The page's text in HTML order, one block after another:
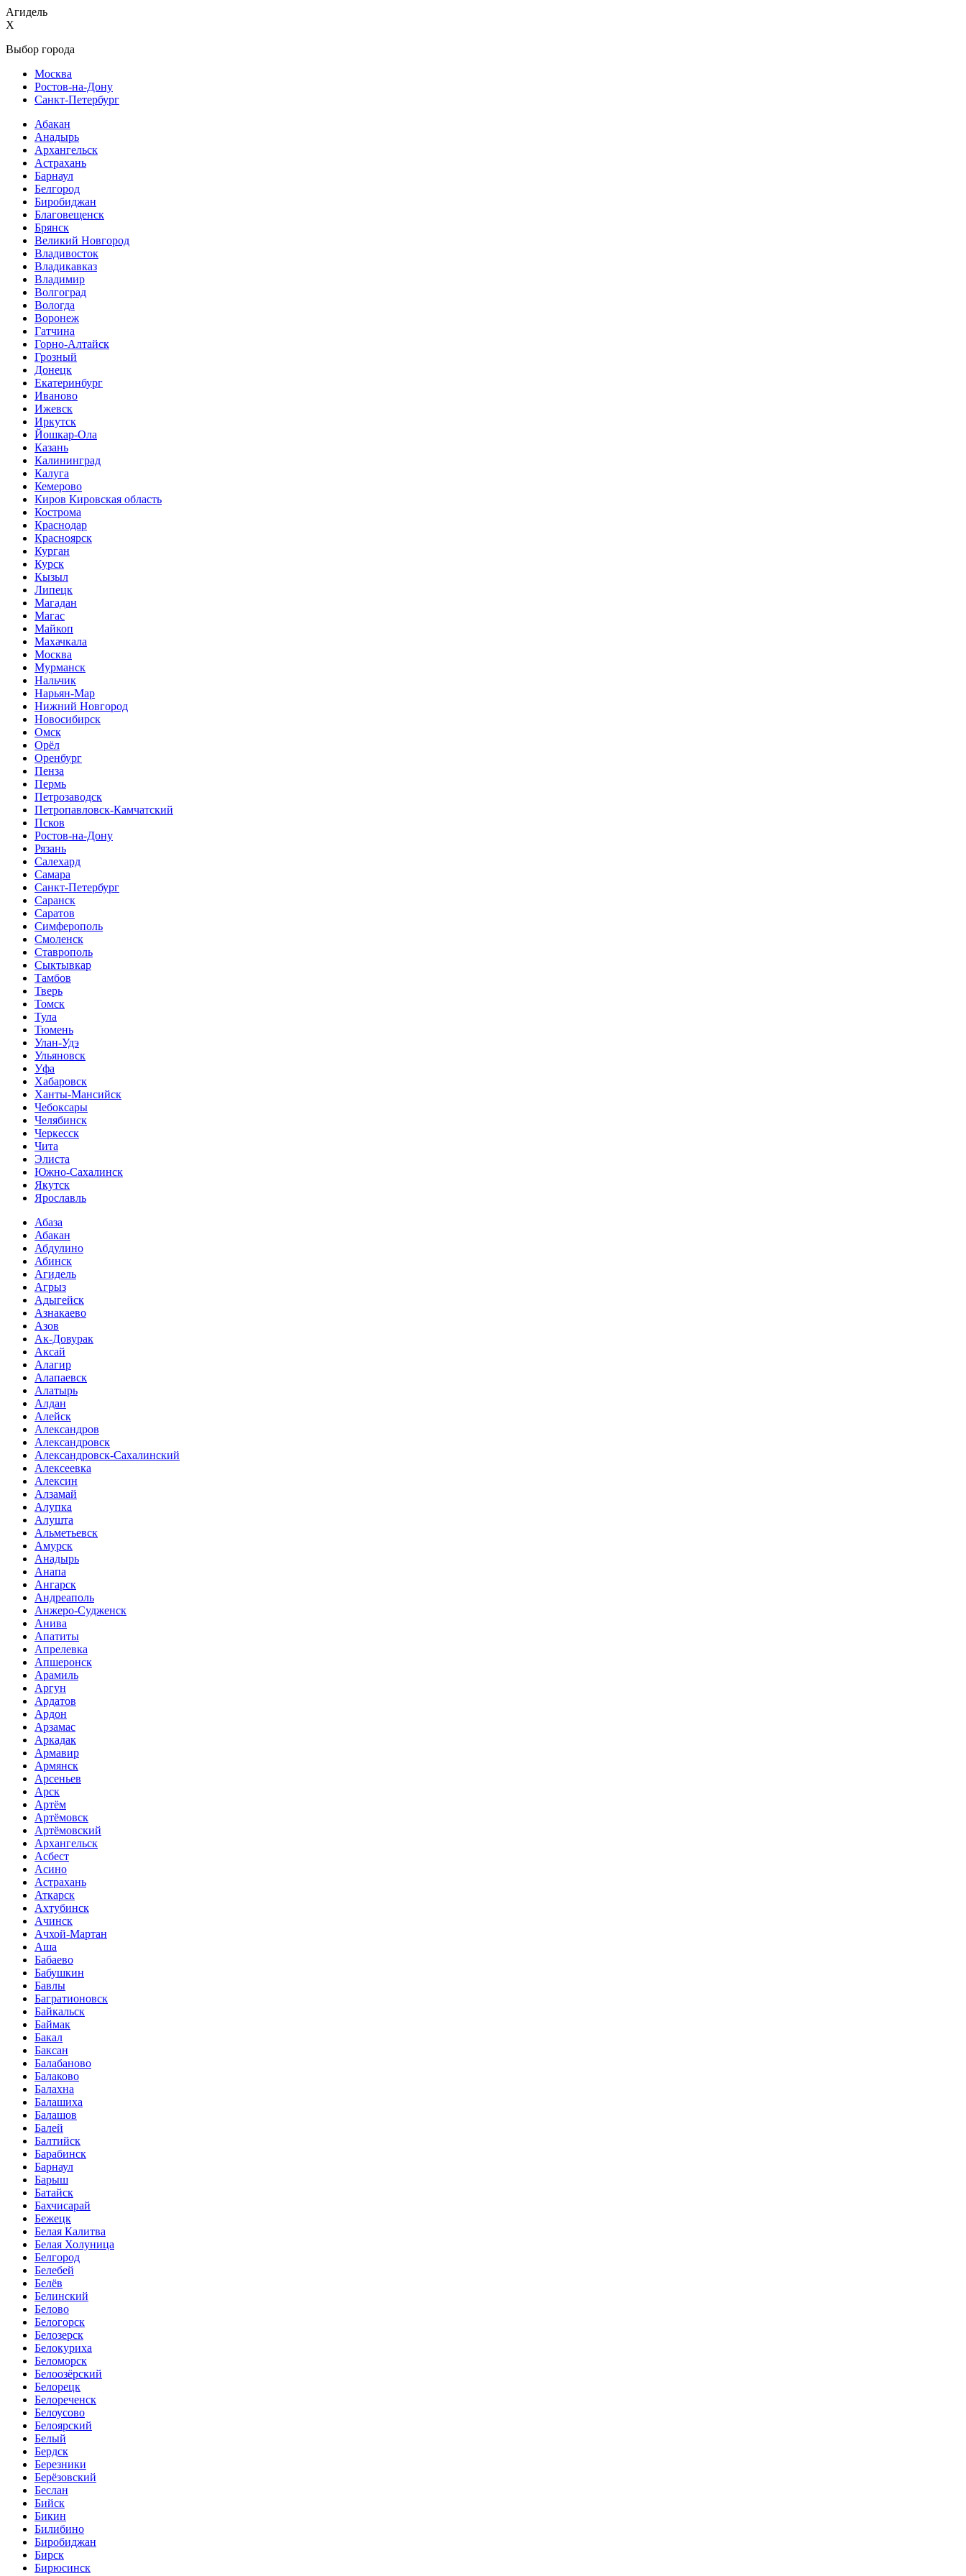
Агидель
X
Выбор города
Москва
Ростов-на-Дону
Санкт-Петербург
Абакан
Анадырь
Архангельск
Астрахань
Барнаул
Белгород
Биробиджан
Благовещенск
Брянск
Великий Новгород
Владивосток
Владикавказ
Владимир
Волгоград
Вологда
Воронеж
Гатчина
Горно-Алтайск
Грозный
Донецк
Екатеринбург
Иваново
Ижевск
Иркутск
Йошкар-Ола
Казань
Калининград
Калуга
Кемерово
Киров Кировская область
Кострома
Краснодар
Красноярск
Курган
Курск
Кызыл
Липецк
Магадан
Магас
Майкоп
Махачкала
Москва
Мурманск
Нальчик
Нарьян-Мар
Нижний Новгород
Новосибирск
Омск
Орёл
Оренбург
Пенза
Пермь
Петрозаводск
Петропавловск-Камчатский
Псков
Ростов-на-Дону
Рязань
Салехард
Самара
Санкт-Петербург
Саранск
Саратов
Симферополь
Смоленск
Ставрополь
Сыктывкар
Тамбов
Тверь
Томск
Тула
Тюмень
Улан-Удэ
Ульяновск
Уфа
Хабаровск
Ханты-Мансийск
Чебоксары
Челябинск
Черкесск
Чита
Элиста
Южно-Сахалинск
Якутск
Ярославль
Абаза
Абакан
Абдулино
Абинск
Агидель
Агрыз
Адыгейск
Азнакаево
Азов
Ак-Довурак
Аксай
Алагир
Алапаевск
Алатырь
Алдан
Алейск
Александров
Александровск
Александровск-Сахалинский
Алексеевка
Алексин
Алзамай
Алупка
Алушта
Альметьевск
Амурск
Анадырь
Анапа
Ангарск
Андреаполь
Анжеро-Судженск
Анива
Апатиты
Апрелевка
Апшеронск
Арамиль
Аргун
Ардатов
Ардон
Арзамас
Аркадак
Армавир
Армянск
Арсеньев
Арск
Артём
Артёмовск
Артёмовский
Архангельск
Асбест
Асино
Астрахань
Аткарск
Ахтубинск
Ачинск
Ачхой-Мартан
Аша
Бабаево
Бабушкин
Бавлы
Багратионовск
Байкальск
Баймак
Бакал
Баксан
Балабаново
Балаково
Балахна
Балашиха
Балашов
Балей
Балтийск
Барабинск
Барнаул
Барыш
Батайск
Бахчисарай
Бежецк
Белая Калитва
Белая Холуница
Белгород
Белебей
Белёв
Белинский
Белово
Белогорск
Белозерск
Белокуриха
Беломорск
Белоозёрский
Белорецк
Белореченск
Белоусово
Белоярский
Белый
Бердск
Березники
Берёзовский
Беслан
Бийск
Бикин
Билибино
Биробиджан
Бирск
Бирюсинск